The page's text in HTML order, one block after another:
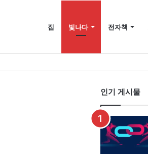
집 빛나다 전자책
인기 게시물